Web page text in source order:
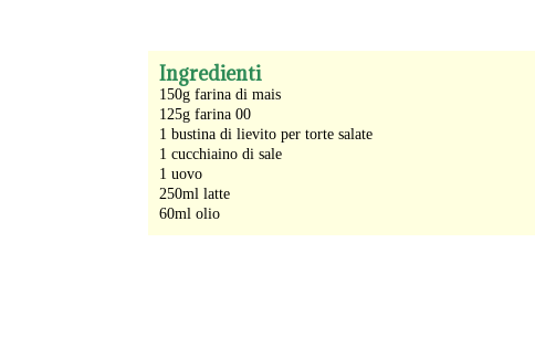
Ingredienti
150g farina di mais
125g farina 00
1 bustina di lievito per torte salate
1 cucchiaino di sale
1 uovo
250ml latte
60ml olio